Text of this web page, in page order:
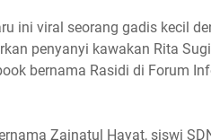
ini viral seorang gadis kecil
penyanyi kawakan Rita
bernama Rasidi di Forum
Zainatul Hayat, siswi